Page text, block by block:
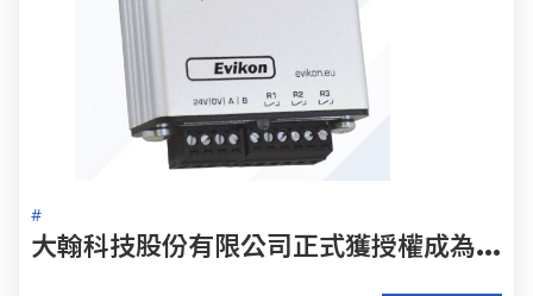
#
大
翰科技股份有限公司正式獲授權成為 Evikon MCI 台灣地區代理商 —代理儲能案場安全偵測器